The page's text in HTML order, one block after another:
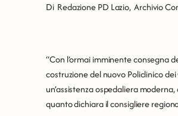
Di Redazione PD Lazio, Archivio
“Con l’ormai imminente consegna
costruzione del nuovo Policlinico
un’assistenza ospedaliera
quanto dichiara il consigliere